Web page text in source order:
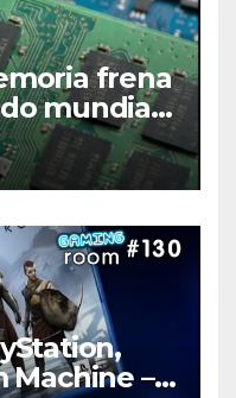
frena
mundial
Machine –